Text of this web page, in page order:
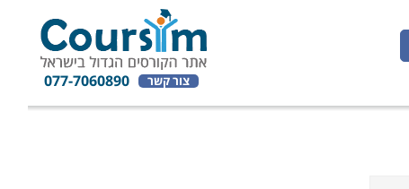
צור קשר 077-7060890